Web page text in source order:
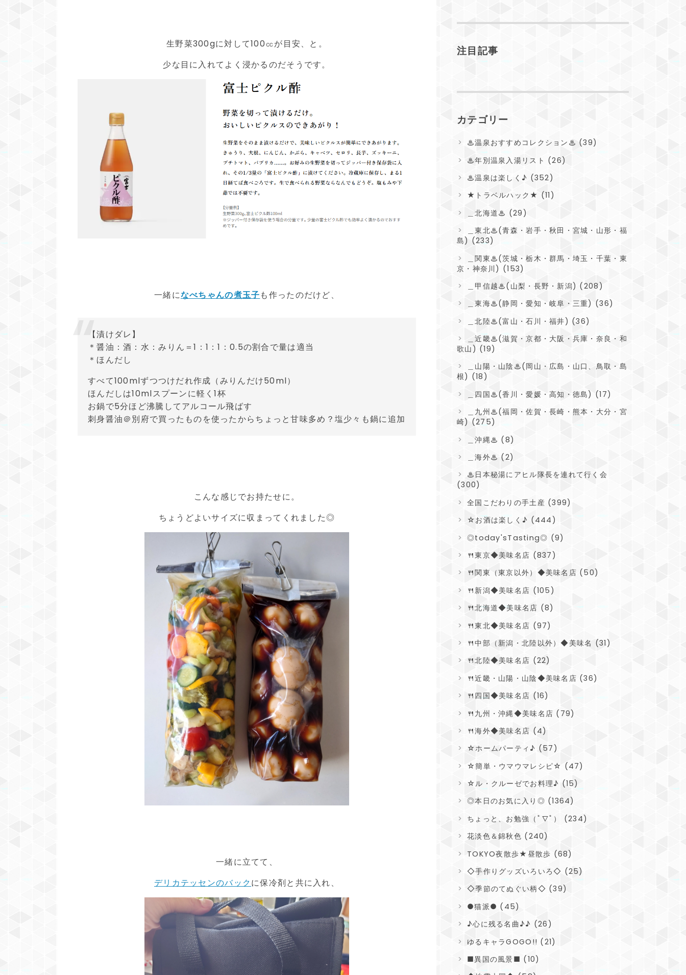
生野菜300gに対して100㏄が目安、と。
少な目に入れてよく浸かるのだそうです。
一緒になべちゃんの煮玉子も作ったのだけど、
【漬けダレ】
＊醤油：酒：水：みりん＝1：1：1：0.5の割合で量は適当
＊ほんだし
すべて100mlずつつけだれ作成（みりんだけ50ml）
ほんだしは10mlスプーンに軽く1杯
お鍋で5分ほど沸騰してアルコール飛ばす
刺身醤油＠別府で買ったものを使ったからちょっと甘味多め？塩少々も鍋に追加
こんな感じでお持たせに。
ちょうどよいサイズに収まってくれました◎
一緒に立てて、
デリカテッセンのバックに保冷剤と共に入れ、
注目記事
カテゴリー
♨温泉おすすめコレクション♨ (39)
♨年別温泉入湯リスト (26)
♨温泉は楽しく♪ (352)
★トラベルハック★ (11)
＿北海道♨ (29)
＿東北♨(青森・岩手・秋田・宮城・山形・福
島) (233)
＿関東♨(茨城・栃木・群馬・埼玉・千葉・東
京・神奈川) (153)
＿甲信越♨(山梨・長野・新潟) (208)
＿東海♨(静岡・愛知・岐阜・三重) (36)
＿北陸♨(富山・石川・福井) (36)
＿近畿♨(滋賀・京都・大阪・兵庫・奈良・和
歌山) (19)
＿山陽・山陰♨(岡山・広島・山口、鳥取・島
根) (18)
＿四国♨(香川・愛媛・高知・徳島) (17)
＿九州♨(福岡・佐賀・長崎・熊本・大分・宮
崎) (275)
＿沖縄♨ (8)
＿海外♨ (2)
♨日本秘湯にアヒル隊長を連れて行く会
(300)
全国こだわりの手土産 (399)
☆お酒は楽しく♪ (444)
◎today'sTasting◎ (9)
🍴東京◆美味名店 (837)
🍴関東（東京以外）◆美味名店 (50)
🍴新潟◆美味名店 (105)
🍴北海道◆美味名店 (8)
🍴東北◆美味名店 (97)
🍴中部（新潟・北陸以外）◆美味名 (31)
🍴北陸◆美味名店 (22)
🍴近畿・山陽・山陰◆美味名店 (36)
🍴四国◆美味名店 (16)
🍴九州・沖縄◆美味名店 (79)
🍴海外◆美味名店 (4)
☆ホームパーティ♪ (57)
☆簡単・ウマウマレシピ☆ (47)
☆ル・クルーゼでお料理♪ (15)
◎本日のお気に入り◎ (1364)
ちょっと、お勉強（ﾟ∇ﾟ） (234)
花淡色＆錦秋色 (240)
TOKYO夜散歩★昼散歩 (68)
◇手作りグッズいろいろ◇ (25)
◇季節のてぬぐい柄◇ (39)
●猫派● (45)
♪心に残る名曲♪♪ (26)
ゆるキャラGOGO!! (21)
■異国の風景■ (10)